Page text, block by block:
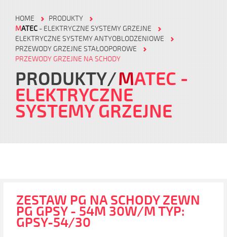
HOME
PRODUKTY
MATEC - ELEKTRYCZNE SYSTEMY GRZEJNE
ELEKTRYCZNE SYSTEMY ANTYOBLODZENIOWE
PRZEWODY GRZEJNE STAŁOOPOROWE
PRZEWODY GRZEJNE NA SCHODY
PRODUKTY MATEC -
ELEKTRYCZNE
SYSTEMY GRZEJNE
ZESTAW PG NA SCHODY ZEWN
PG GPSY - 54M 30W/M TYP:
GPSY-54/30